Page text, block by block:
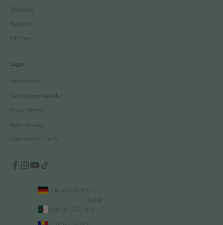
Shipping
Returns
Partners
Legal
Impressum
Servicevoorwaarden
Privacybeleid
Retourbeleid
Cancellation Form
Duitsland (EUR €)
Land